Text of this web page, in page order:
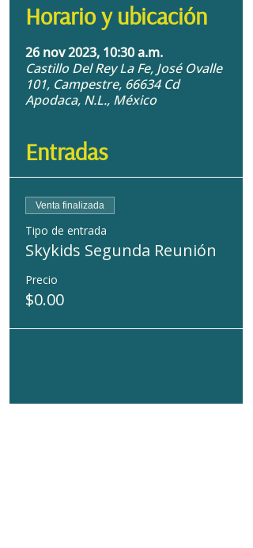
Horario y ubicación
26 nov 2023, 10:30 a.m.
Castillo Del Rey La Fe, José Ovalle
101, Campestre, 66634 Cd
Apodaca, N.L., México
Entradas
Venta finalizada
Tipo de entrada
Skykids Segunda Reunión
Precio
$0.00